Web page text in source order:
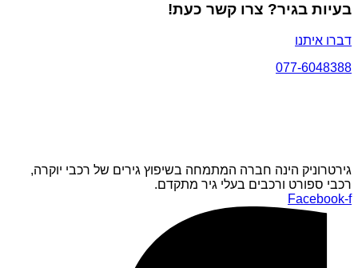
בעיות בגיר? צרו קשר כעת!
דברו איתנו
077-6048388
גירטרוניק הינה חברה המתמחה בשיפוץ גירים של רכבי יוקרה,
רכבי ספורט ורכבים בעלי גיר מתקדם.
Facebook-f